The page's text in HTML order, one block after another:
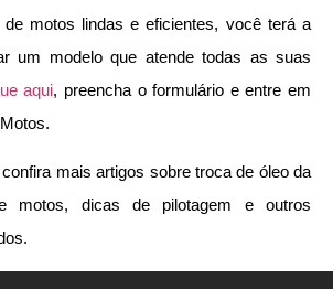
motos lindas e eficientes, você terá a
um modelo que atende todas as suas
aqui, preencha o formulário e entre em
mais artigos sobre troca de óleo da
motos, dicas de pilotagem e outros